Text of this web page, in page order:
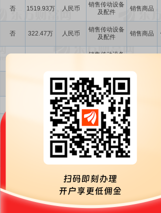
否 1519.93万 人民币
销售传动设备
及配件
销售商品
否 322.47万 人民币
销售传动设备
及配件
销售商品
销售传动设备
人民币
销售传动设备
及配件
8839.58万 人民币 供应链服务 购买商品
1042.25万 人民币 供应链服务 销售商品
592.69万 人民币 供应链服务 购买商品
740.79万 人民币 供应链服务 购买商品
人民币
销售传动设备
及配件
否 6.45亿 购买商品